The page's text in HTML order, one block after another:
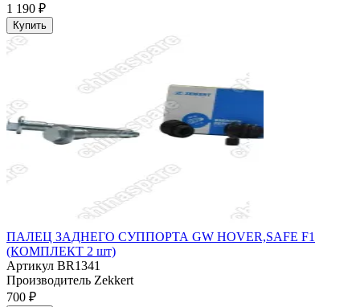
1 190 ₽
Купить
ПАЛЕЦ ЗАДНЕГО СУППОРТА GW HOVER,SAFE F1
(КОМПЛЕКТ 2 шт)
Артикул BR1341
Производитель Zekkert
700 ₽